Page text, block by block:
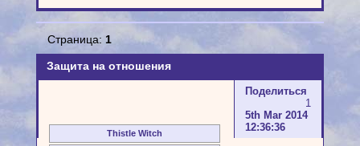
Защита на отношения
Страница: 1
Поделиться
1
5th Mar 2014
12:36:36
Thistle Witch